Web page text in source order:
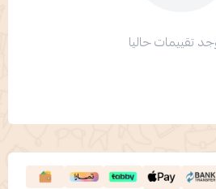
تقييمات حاليا